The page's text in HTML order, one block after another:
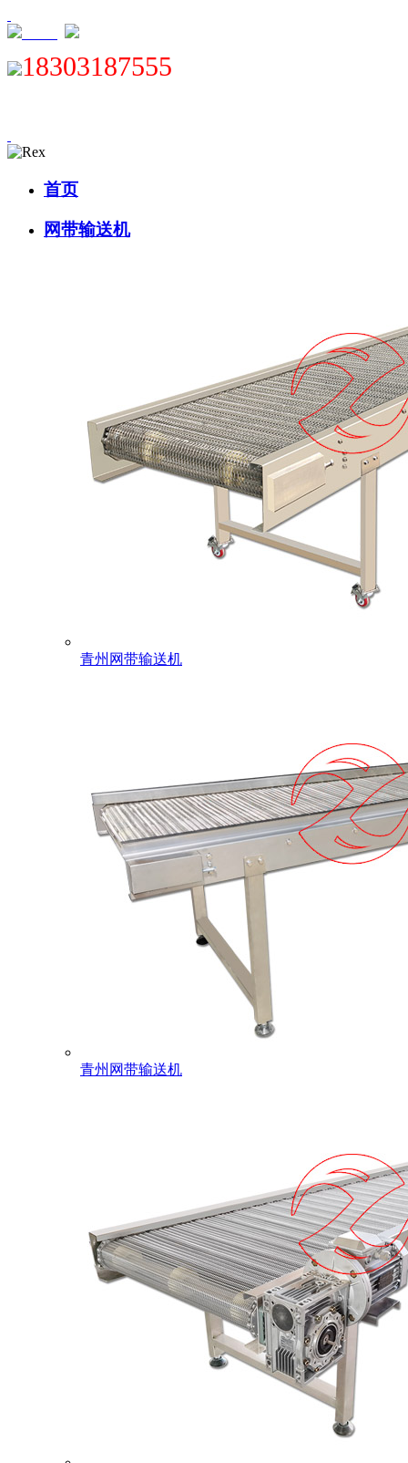
18303187555
首页
网带输送机
青州网带输送机
青州网带输送机